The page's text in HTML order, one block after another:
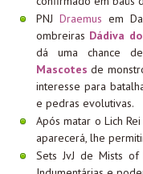
PNJ Draemus em
ombreiras Dádiva
dá uma chance
Mascotes de
interesse para
e pedras evolutivas.
Após matar o Lich
aparecerá, lhe
Sets JvJ de Mists